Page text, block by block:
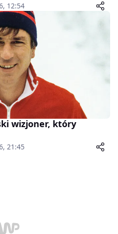
12:54
wizjoner, który
21:45